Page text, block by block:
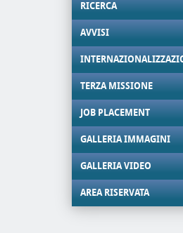
RICERCA
AVVISI
TERZA MISSIONE
JOB PLACEMENT
GALLERIA IMMAGINI
GALLERIA VIDEO
AREA RISERVATA